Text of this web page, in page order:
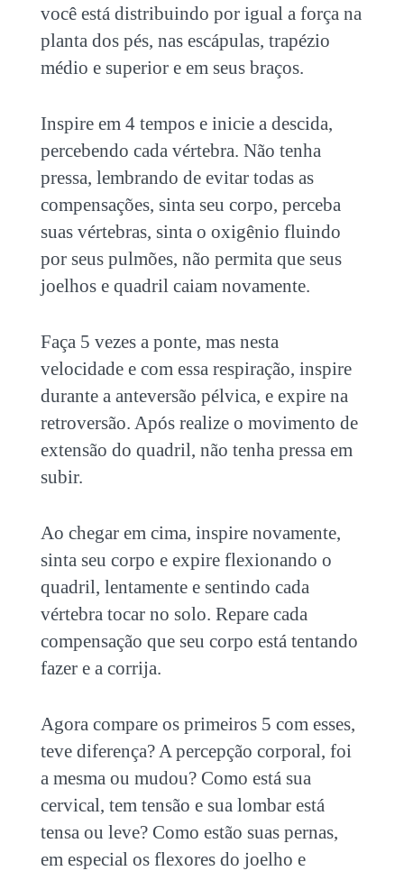
você está distribuindo por igual a força na
planta dos pés, nas escápulas, trapézio
médio e superior e em seus braços.
Inspire em 4 tempos e inicie a descida,
percebendo cada vértebra. Não tenha
pressa, lembrando de evitar todas as
compensações, sinta seu corpo, perceba
suas vértebras, sinta o oxigênio fluindo
por seus pulmões, não permita que seus
joelhos e quadril caiam novamente.
Faça 5 vezes a ponte, mas nesta
velocidade e com essa respiração, inspire
durante a anteversão pélvica, e expire na
retroversão. Após realize o movimento de
extensão do quadril, não tenha pressa em
subir.
Ao chegar em cima, inspire novamente,
sinta seu corpo e expire flexionando o
quadril, lentamente e sentindo cada
vértebra tocar no solo. Repare cada
compensação que seu corpo está tentando
fazer e a corrija.
Agora compare os primeiros 5 com esses,
teve diferença? A percepção corporal, foi
a mesma ou mudou? Como está sua
cervical, tem tensão e sua lombar está
tensa ou leve? Como estão suas pernas,
em especial os flexores do joelho e